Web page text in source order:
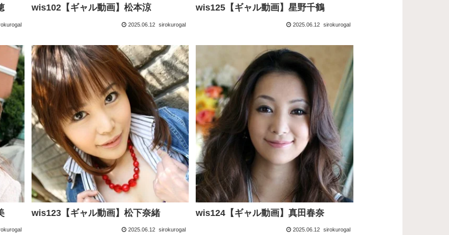
wis102【ギャル動画】松本涼
2025.06.12 sirokurogal
wis125【ギャル動画】星野千鶴
2025.06.12 sirokurogal
wis123【ギャル動画】松下奈緒
2025.06.12 sirokurogal
wis124【ギャル動画】真田春奈
2025.06.12 sirokurogal